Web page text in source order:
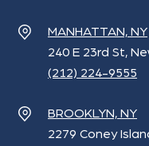
MANHATTAN, NY
240 E 23rd St,
(212) 224-9555
BROOKLYN, NY
2279 Coney